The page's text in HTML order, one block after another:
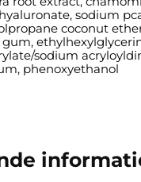
sodium
coconut
sodium
phenoxyethanol